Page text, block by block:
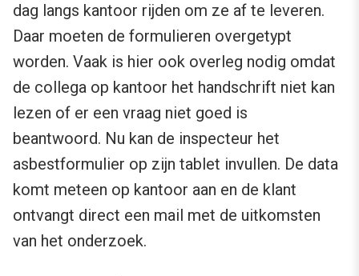
dag langs kantoor rijden om ze af te leveren.
Daar moeten de formulieren overgetypt
worden. Vaak is hier ook overleg nodig omdat
de collega op kantoor het handschrift niet kan
lezen of er een vraag niet goed is
beantwoord. Nu kan de inspecteur het
asbestformulier op zijn tablet invullen. De data
komt meteen op kantoor aan en de klant
ontvangt direct een mail met de uitkomsten
van het onderzoek.